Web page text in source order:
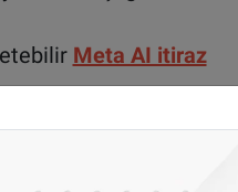
Meta AI itiraz